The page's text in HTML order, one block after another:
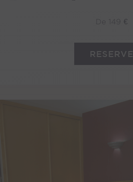
RESERVE
De 149 €